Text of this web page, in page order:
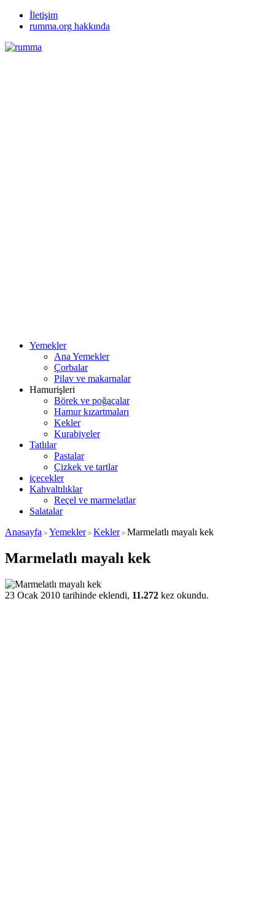
İletişim
rumma.org hakkında
Yemekler
Ana Yemekler
Çorbalar
Pilav ve makarnalar
Hamurişleri
Börek ve poğaçalar
Hamur kızartmaları
Kekler
Kurabiyeler
Tatlılar
Pastalar
Çizkek ve tartlar
içecekler
Kahvaltılıklar
Reçel ve marmelatlar
Salatalar
Anasayfa > Yemekler> Kekler> Marmelatlı mayalı kek
Marmelatlı mayalı kek
23 Ocak 2010 tarihinde eklendi, 11.272 kez okundu.